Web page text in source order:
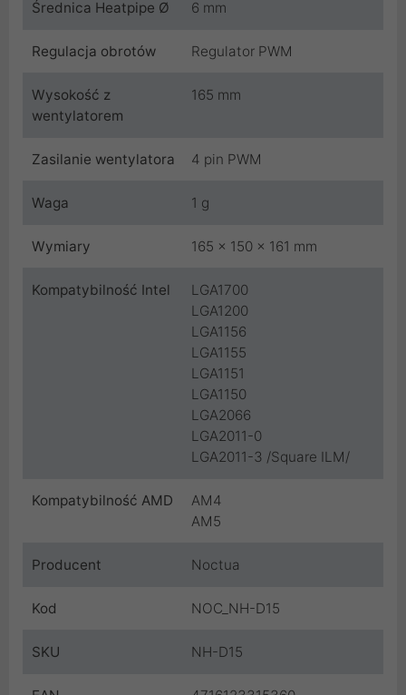
Średnica Heatpipe Ø 6 mm
Regulacja obrotów Regulator PWM
Wysokość z
wentylatorem
165 mm
Zasilanie wentylatora 4 pin PWM
Waga 1 g
Wymiary 165 x 150 x 161 mm
Kompatybilność Intel
LGA1700
LGA1200
LGA1156
LGA1155
LGA1151
LGA1150
LGA2066
LGA2011-0
LGA2011-3 /Square ILM/
Kompatybilność AMD
AM4
AM5
Producent Noctua
Kod NOC_NH-D15
SKU NH-D15